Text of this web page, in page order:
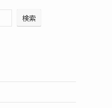
検索